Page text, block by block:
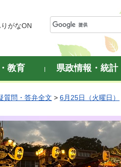
がなON
教育 県政情報・統計
質問・答弁全文 > 6月25日（火曜日）